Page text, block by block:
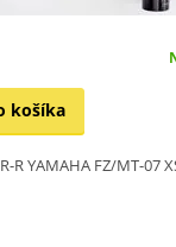
košíka
R YAMAHA FZ/MT-07